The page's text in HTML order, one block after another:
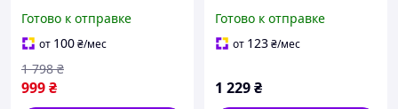
HA1048 :BRASIL:
Готово к отправке
от 100₴/мес
999₴
1 798 ₴
см :BRASIL:
Готово к отправке
от 123₴/мес
1 229₴